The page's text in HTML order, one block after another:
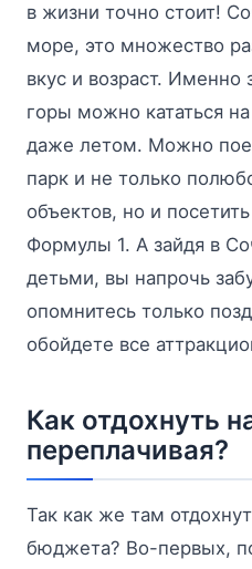
в жизни точно стоит!
море, это множество
вкус и возраст. Именно
горы можно кататься
даже летом. Можно
парк и не только
объектов, но и
Формулы 1. А зайдя в
детьми, вы напрочь
опомнитесь только
обойдете все
Как отдохнуть
переплачивая?
Так как же там
бюджета? Во-первых,